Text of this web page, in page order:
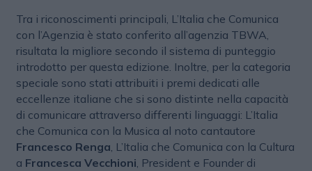
Tra i riconoscimenti principali, L’Italia che Comunica
con l’Agenzia è stato conferito all’agenzia TBWA,
risultata la migliore secondo il sistema di punteggio
introdotto per questa edizione. Inoltre, per la categoria
speciale sono stati attribuiti i premi dedicati alle
eccellenze italiane che si sono distinte nella capacità
di comunicare attraverso differenti linguaggi: L’Italia
che Comunica con la Musica al noto cantautore
Francesco Renga, L’Italia che Comunica con la Cultura
a Francesca Vecchioni, President e Founder di